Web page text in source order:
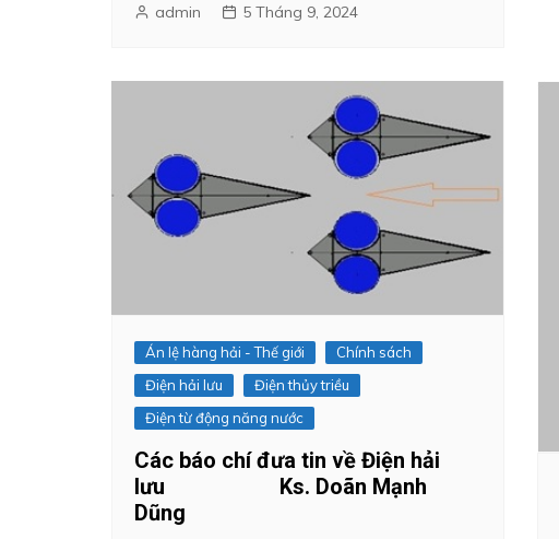
admin 5 Tháng 9, 2024
Án lệ hàng hải - Thế giới
Chính sách
Điện hải lưu
Điện thủy triều
Điện từ động năng nước
Các báo chí đưa tin về Điện hải
lưu Ks. Doãn Mạnh
Dũng